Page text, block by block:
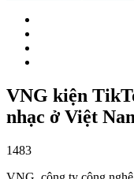
VNG kiện
nhạc ở Việt
1483